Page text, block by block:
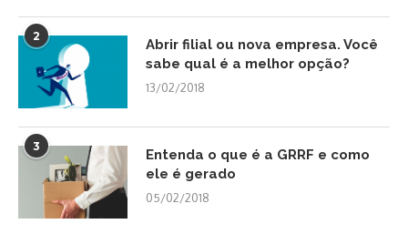
2
Abrir filial ou nova empresa. Você
sabe qual é a melhor opção?
13/02/2018
3
Entenda o que é a GRRF e como
ele é gerado
05/02/2018